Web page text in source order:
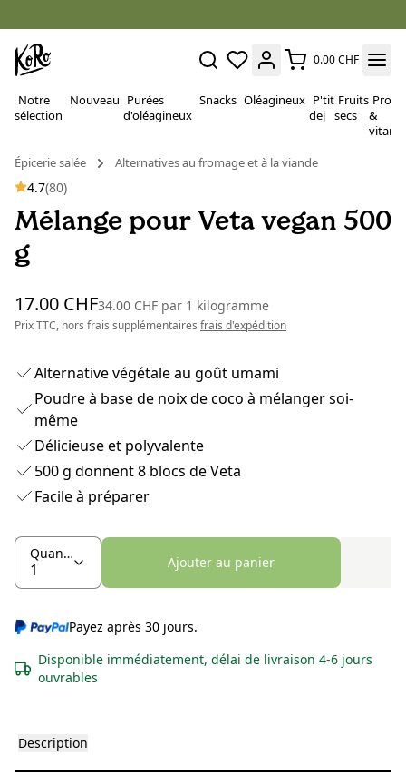
0.00 CHF
Notre
sélection
Nouveau Purées
d'oléagineux
Snacks Oléagineux P'tit
dej
Fruits
secs
&
Épicerie salée
Alternatives au fromage et à la viande
4.7(80)
Mélange pour Veta vegan 500
g
17.00 CHF34.00 CHF par 1 kilogramme
Prix TTC, hors frais supplémentaires frais d'expédition
Alternative végétale au goût umami
Poudre à base de noix de coco à mélanger soi-
même
Délicieuse et polyvalente
500 g donnent 8 blocs de Veta
Facile à préparer
Quantité
Ajouter au panier
Payez après 30 jours.
Disponible immédiatement, délai de livraison 4-6 jours
ouvrables
Description